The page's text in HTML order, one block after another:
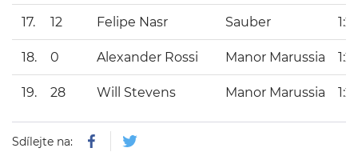
17. 12 Felipe Nasr Sauber
18. 0 Alexander Rossi Manor Marussia
19. 28 Will Stevens Manor Marussia
Sdílejte na: